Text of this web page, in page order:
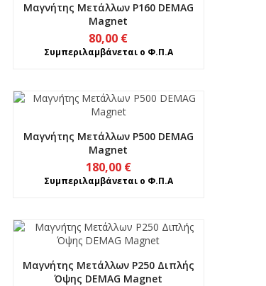
Μαγνήτης Μετάλλων P160 DEMAG
Magnet
80,00 €
Συμπεριλαμβάνεται ο Φ.Π.Α
Μαγνήτης Μετάλλων P500 DEMAG
Magnet
180,00 €
Συμπεριλαμβάνεται ο Φ.Π.Α
Μαγνήτης Μετάλλων P250 Διπλής
Όψης DEMAG Magnet